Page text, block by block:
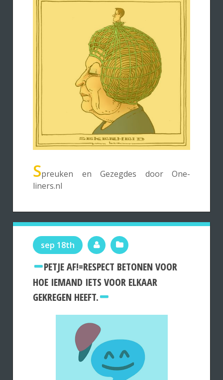
Spreuken en Gezegdes door One-
liners.nl
sep 18th
PETJE AF!=RESPECT BETONEN VOOR
HOE IEMAND IETS VOOR ELKAAR
GEKREGEN HEEFT.